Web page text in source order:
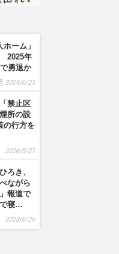
ーム」
2025年
勇退か
2024/6/25
禁止区
所の設
の行方を
2026/5/27
ろき、
ながら
報道で
寝…
2023/6/29